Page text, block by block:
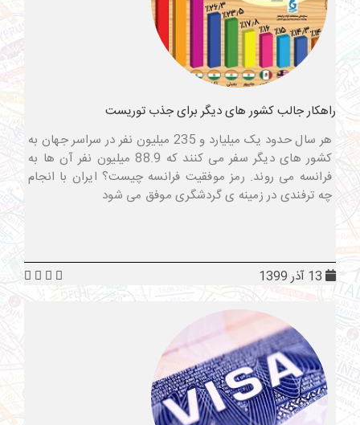
راهکار جالب کشور های دیگر برای جذب توریست
هر سال حدود یک میلیارد و 235 میلیون نفر در سراسر جهان به
کشور های دیگر سفر می کنند که 88.9 میلیون نفر آن ها به
فرانسه می روند. رمز موفقیت فرانسه چیست؟ ایران با انجام
چه ترفندی در زمینه ی گردشگری موفق می شود